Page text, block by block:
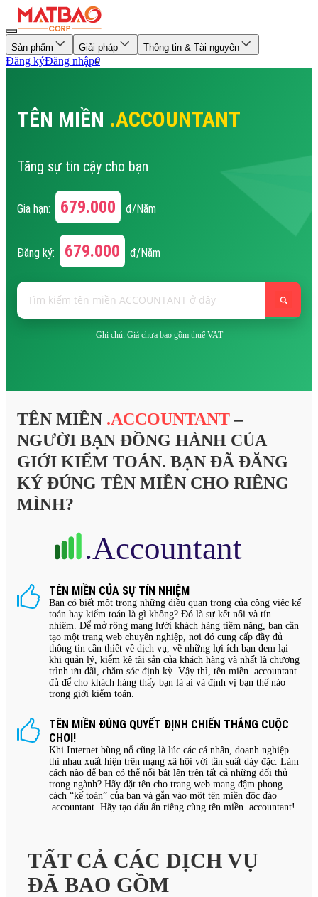
Sản phẩm Giải pháp Thông tin & Tài nguyên
Đăng kýĐăng nhập0
TÊN MIỀN .ACCOUNTANT
Tăng sự tin cậy cho bạn
Gia hạn: 679.000 đ/Năm
Đăng ký: 679.000 đ/Năm
Ghi chú: Giá chưa bao gồm thuế VAT
TÊN MIỀN .ACCOUNTANT–
NGƯỜI BẠN ĐỒNG HÀNH CỦA
GIỚI KIỂM TOÁN. BẠN ĐÃ ĐĂNG
KÝ ĐÚNG TÊN MIỀN CHO RIÊNG
MÌNH?
TÊN MIỀN CỦA SỰ TÍN NHIỆM
Bạn có biết một trong những điều quan trọng của công việc kế
toán hay kiểm toán là gì không? Đó là sự kết nối và tín
nhiệm. Để mở rộng mạng lưới khách hàng tiềm năng, bạn cần
tạo một trang web chuyên nghiệp, nơi đó cung cấp đầy đủ
thông tin cần thiết về dịch vụ, về những lợi ích bạn đem lại
khi quản lý, kiểm kê tài sản của khách hàng và nhất là chương
trình ưu đãi, chăm sóc định kỳ. Vậy thì, tên miền .accountant
đủ để cho khách hàng thấy bạn là ai và định vị bạn thế nào
trong giới kiểm toán.
TÊN MIỀN ĐÚNG QUYẾT ĐỊNH CHIẾN THẮNG CUỘC
CHƠI!
Khi Internet bùng nổ cũng là lúc các cá nhân, doanh nghiệp
thi nhau xuất hiện trên mạng xã hội với tần suất dày đặc. Làm
cách nào để bạn có thể nổi bật lên trên tất cả những đối thủ
trong ngành? Hãy đặt tên cho trang web mang đậm phong
cách “kế toán” của bạn và gắn vào một tên miền độc đáo
.accountant. Hãy tạo dấu ấn riêng cùng tên miền .accountant!
TẤT CẢ CÁC DỊCH VỤ
ĐÃ BAO GỒM